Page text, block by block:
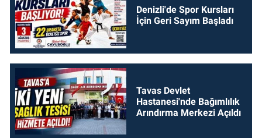
Denizli'de Spor Kursları
İçin Geri Sayım Başladı
Tavas Devlet
Hastanesi'nde Bağımlılık
Arındırma Merkezi Açıldı